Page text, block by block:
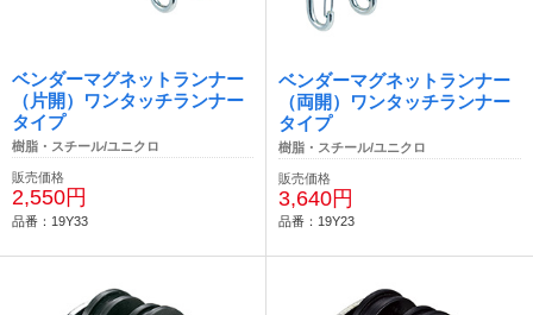
ベンダーマグネットランナー
（片開）ワンタッチランナー
タイプ
樹脂・スチール/ユニクロ
販売価格
2,550円
品番：19Y33
ベンダーマグネットランナー
（両開）ワンタッチランナー
タイプ
樹脂・スチール/ユニクロ
販売価格
3,640円
品番：19Y23